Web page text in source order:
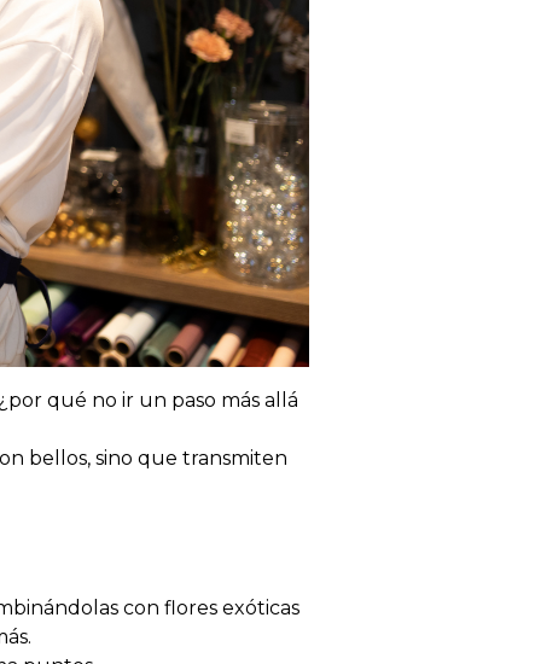
qué no ir un paso más allá
bellos, sino que transmiten
con flores exóticas